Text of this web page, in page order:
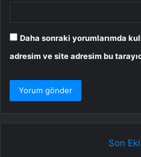
Daha sonraki yorumlarımda
adresim ve site adresim bu
Son